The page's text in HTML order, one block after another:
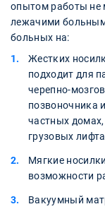
опытом работы не
лежачими
больных на:
Жестких
подходит для
черепно-
позвоночника
частных
грузовых
Мягкие
возможности
Вакуумный